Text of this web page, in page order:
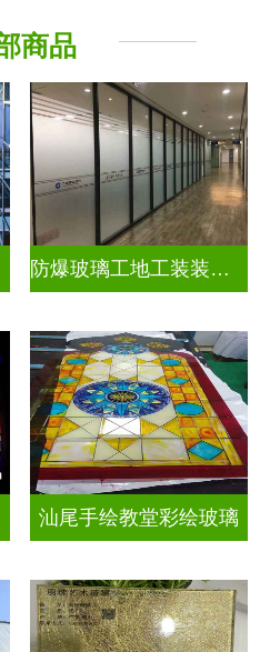
玻璃
商品
防爆玻璃工地工装装饰玻璃
汕尾手绘教堂彩绘玻璃